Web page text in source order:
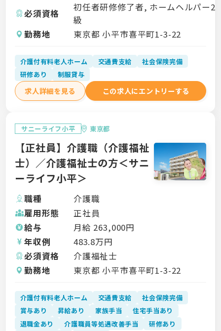
必須資格
初任者研修修了者, ホームヘルパー2
級
勤務地
東京都 小平市喜平町1-3-22
介護付有料老人ホーム 交通費支給
社会保険完備
研修あり
制服貸与
求人詳細を見る この求人にエントリーする
サニーライフ小平 東京都
【正社員】介護職（介護福祉
士）／介護福祉士の方＜サニ
ーライフ小平＞
職種
介護職
雇用形態
正社員
給与
月給 263,000円
年収例
483.8万円
必須資格
介護福祉士
勤務地
東京都 小平市喜平町1-3-22
介護付有料老人ホーム 交通費支給
社会保険完備
賞与あり
昇給あり 家族手当
住宅手当あり
退職金あり
介護職員等処遇改善手当
研修あり